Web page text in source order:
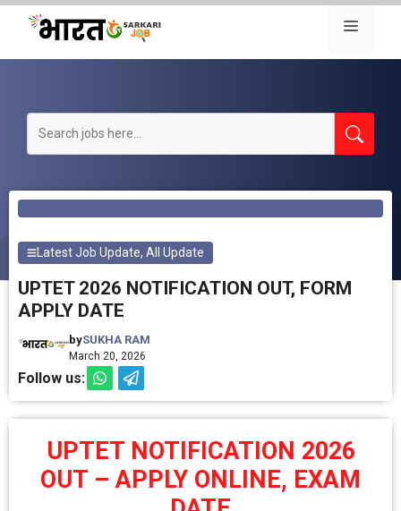
Skip
content
Menu
Latest Job Update,All Update
UPTET 2026 NOTIFICATION OUT, FORM
APPLY DATE
bySUKHA RAM
March 20, 2026
Follow us:
UPTET NOTIFICATION 2026
OUT – APPLY ONLINE, EXAM